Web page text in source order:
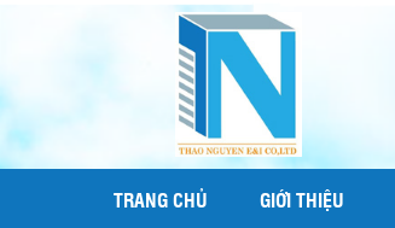
TRANG CHỦ GIỚI THIỆU